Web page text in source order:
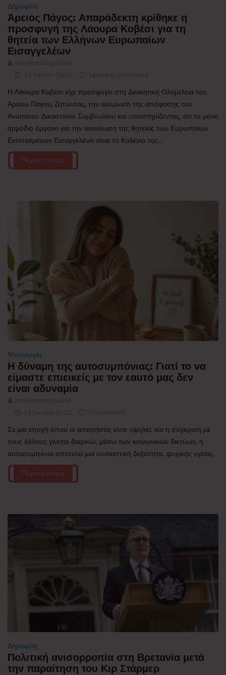
Δημοφιλή
Άρειος Πάγος: Απαράδεκτη κρίθηκε η
προσφυγή της Λάουρα Κοβέσι για τη
θητεία των Ελλήνων Ευρωπαίων
Εισαγγελέων
Η Λάουρα Κοβέσι είχε προσφύγει στη Διοικητική Ολομέλεια του
Αρείου Πάγου, ζητώντας, την ακύρωση της απόφασης του
Ανώτατου Δικαστικού Συμβουλίου και υποστηρίζοντας, ότι το μόνο
αρμόδιο όργανο για την ανανέωση της θητείας των Ευρωπαίων
Εντεταλμένων Εισαγγελέων είναι το Κολέγιο της...
Περισσότερα
Ψυχολογία
Η δύναμη της αυτοσυμπόνιας: Γιατί το να
είμαστε επιεικείς με τον εαυτό μας δεν
είναι αδυναμία
Σε μια εποχή όπου οι απαιτήσεις είναι υψηλές και η σύγκριση με
τους άλλους γίνεται διαρκώς μέσω των κοινωνικών δικτύων, η
αυτοσυμπόνια αποτελεί μια ουσιαστική δεξιότητα, ψυχικής υγείας.
Περισσότερα
Δημοφιλή
Πολιτική ανισορροπία στη Βρετανία μετά
την παραίτηση του Κιρ Στάρμερ